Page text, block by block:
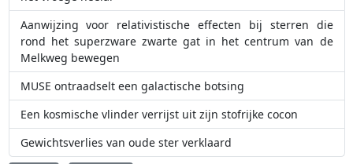
Aanwijzing voor relativistische effecten bij sterren die
rond het superzware zwarte gat in het centrum van de
Melkweg bewegen
MUSE ontraadselt een galactische botsing
Een kosmische vlinder verrijst uit zijn stofrijke cocon
Gewichtsverlies van oude ster verklaard